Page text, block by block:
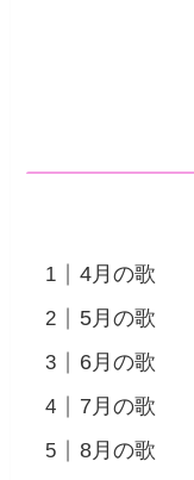
4月の歌
5月の歌
6月の歌
7月の歌
8月の歌